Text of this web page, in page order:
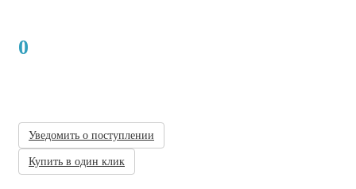
0
Уведомить о поступлении
Купить в один клик